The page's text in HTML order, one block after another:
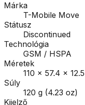
Márka
T-Mobile Move
Státusz
Discontinued
Technológia
GSM / HSPA
Méretek
110 x 57.4 x
Súly
120 g (4.23 oz)
Kijelző